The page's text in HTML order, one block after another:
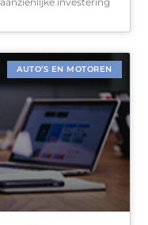
AUTO’S EN MOTOREN